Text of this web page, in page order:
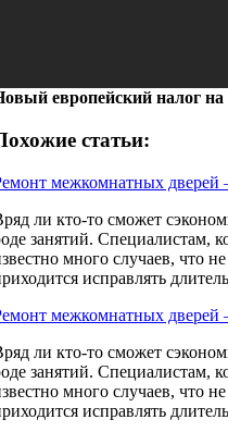
европейский налог
статьи:
межкомнатных дверей
ли кто-то сможет
занятий. Специалистам,
много случаев, что
исправлять
межкомнатных дверей
ли кто-то сможет
занятий. Специалистам,
много случаев, что
исправлять